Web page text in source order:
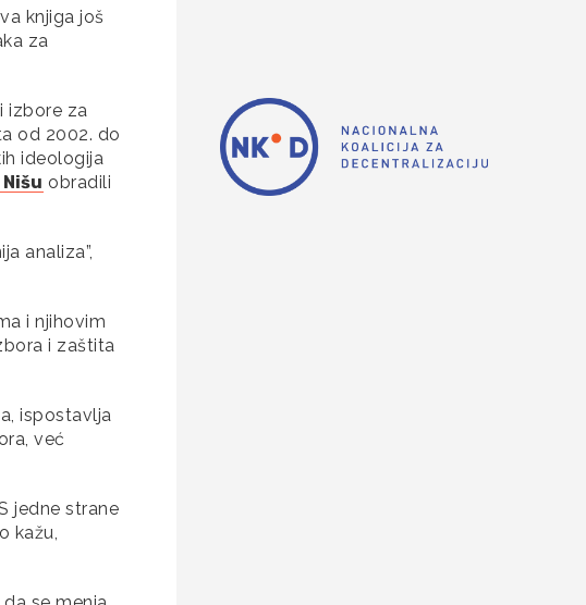
knjiga još
za
izbore za
od 2002. do
ideologija
obradili
analiza”,
i njihovim
i zaštita
ispostavlja
već
jedne strane
kažu,